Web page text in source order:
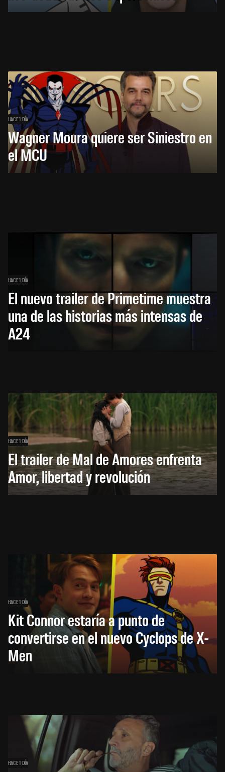
HACE 1 DÍA
Wagner Moura quiere ser Siniestro en
el MCU
HACE 1 DÍA
El nuevo trailer de Primetime muestra
una de las historias más intensas de
A24
HACE 1 DÍA
El trailer de Mal de Amores enfrenta
Amor, libertad y revolución
HACE 1 DÍA
Kit Connor estaría a punto de
convertirse en el nuevo Cyclops de X-
Men
HACE 1 DÍA